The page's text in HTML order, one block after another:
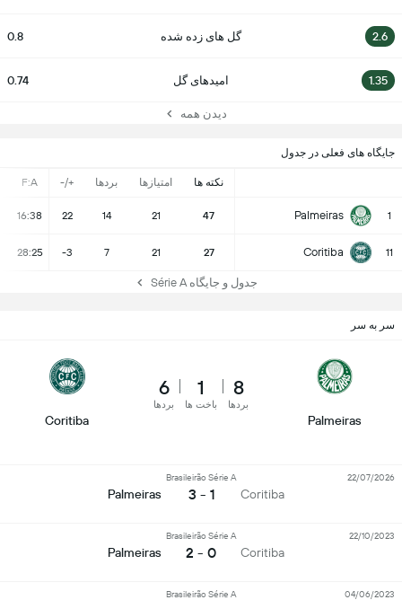
2.6 گل های زده شده 0.8
1.35 امیدهای گل 0.74
دیدن همه
جایگاه های فعلی در جدول
نکته ها امتیازها بردها +/-
F:A
1
Palmeiras
47
21
14
22
16:38
11
Coritiba
27
21
7
-3
28:25
جدول و جایگاه Série A
سر به سر
Palmeiras
8
بردها
1
باخت ها
6
بردها
Coritiba
Coritiba
Brasileirão Série A
1 - 3
Palmeiras
22/07/2026
Coritiba
Brasileirão Série A
0 - 2
Palmeiras
22/10/2023
Brasileirão Série A 04/06/2023